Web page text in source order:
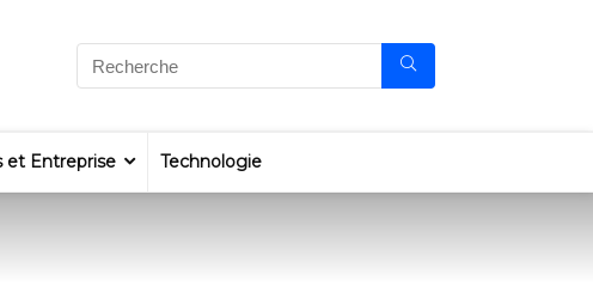
et Entreprise Technologie